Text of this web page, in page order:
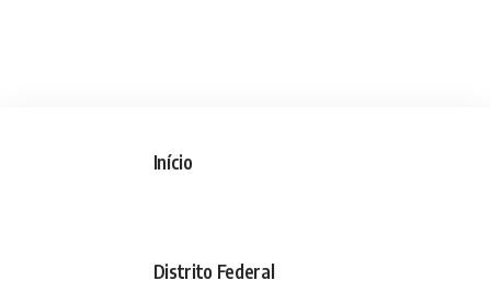
Início
Distrito Federal